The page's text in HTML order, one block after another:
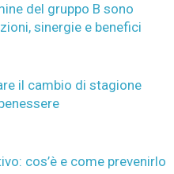
del gruppo B sono
sinergie e benefici
il cambio di stagione
cos’è e come prevenirlo